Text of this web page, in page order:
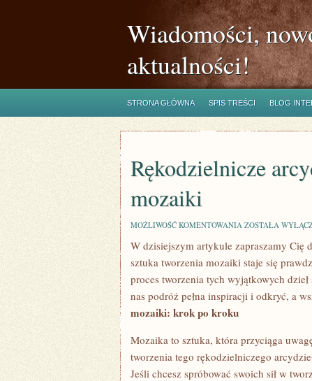
Wiadomości,
aktualności!
STRONA GŁÓWNA SPIS TREŚCI BLOG
Rękodzielnicze
mozaiki
MOŻLIWOŚĆ KOMENTOWANIA RĘKODZIELNICZE
SZTUKA
TWORZENIA
MOZAIKI
ZOSTAŁA
W dzisiejszym artykule zapraszamy Cię
sztuka tworzenia mozaiki staje​ się
proces​ tworzenia tych wyjątkowych‍
nas⁤ podróż pełna inspiracji i ​odkryć, a
mozaiki: krok po kroku
Mozaika to‍ sztuka,⁢ która przyciąga
tworzenia tego rękodzielniczego​
Jeśli chcesz spróbować swoich sił⁣ w